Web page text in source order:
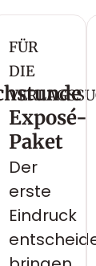
FÜR
DIE
Exposé-
Paket
Der
erste
Eindruck